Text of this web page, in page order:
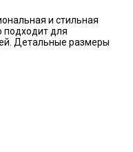
и стильная
подходит для
Детальные размеры